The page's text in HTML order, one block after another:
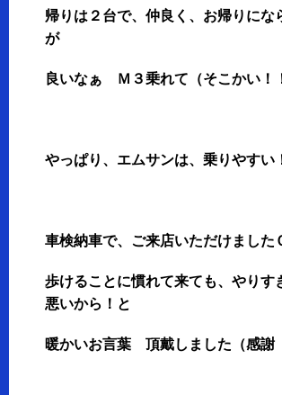
帰りは２台で、仲良く、お帰りにな
が
良いなぁ Ｍ３乗れて（そこかい！
やっぱり、エムサンは、乗りやすい
車検納車で、ご来店いただけました
歩けることに慣れて来ても、やりす
悪いから！と
暖かいお言葉 頂戴しました（感謝